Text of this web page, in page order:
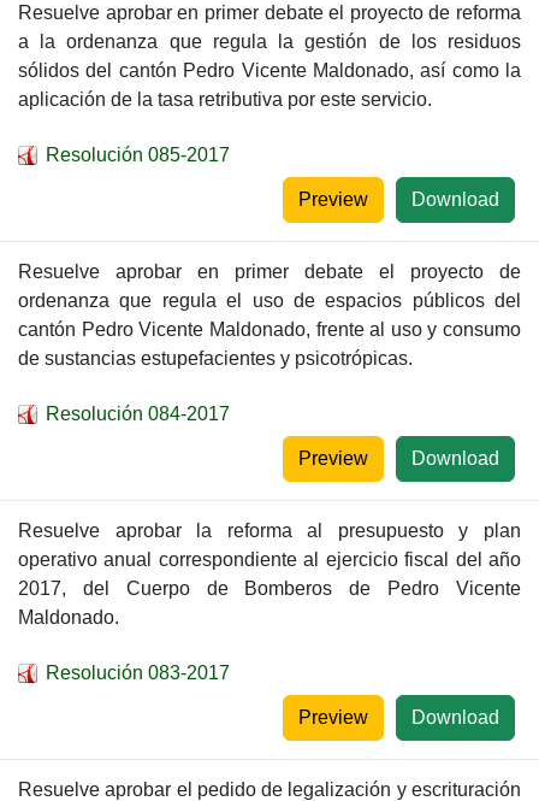
Resuelve aprobar en primer debate el proyecto de reforma
a la ordenanza que regula la gestión de los residuos
sólidos del cantón Pedro Vicente Maldonado, así como la
aplicación de la tasa retributiva por este servicio.
Resolución 085-2017
Download
Preview
Resuelve aprobar en primer debate el proyecto de
ordenanza que regula el uso de espacios públicos del
cantón Pedro Vicente Maldonado, frente al uso y consumo
de sustancias estupefacientes y psicotrópicas.
Resolución 084-2017
Download
Preview
Resuelve aprobar la reforma al presupuesto y plan
operativo anual correspondiente al ejercicio fiscal del año
2017, del Cuerpo de Bomberos de Pedro Vicente
Maldonado.
Resolución 083-2017
Download
Preview
Resuelve aprobar el pedido de legalización y escrituración